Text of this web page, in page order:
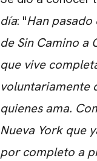
día: "Han pasado
de Sin Camino a
que vive
voluntariamente
quienes ama.
Nueva York que
por completo a